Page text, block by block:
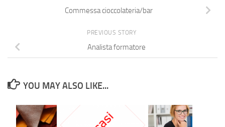
Commessa cioccolateria/bar
PREVIOUS STORY
Analista formatore
YOU MAY ALSO LIKE...